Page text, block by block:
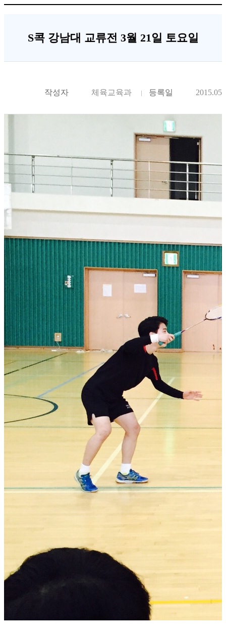
S콕 강남대 교류전 3월 21일 토요일
작성자 체육교육과 등록일